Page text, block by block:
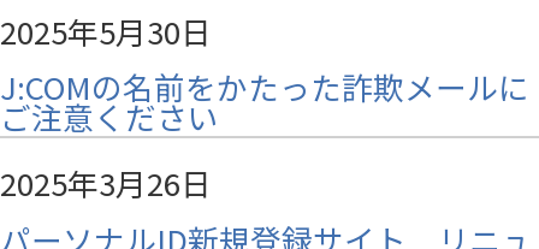
2025年5月30日
J:COMの名前をかたった詐欺メールに
ご注意ください
2025年3月26日
パーソナルID新規登録サイト リニュ